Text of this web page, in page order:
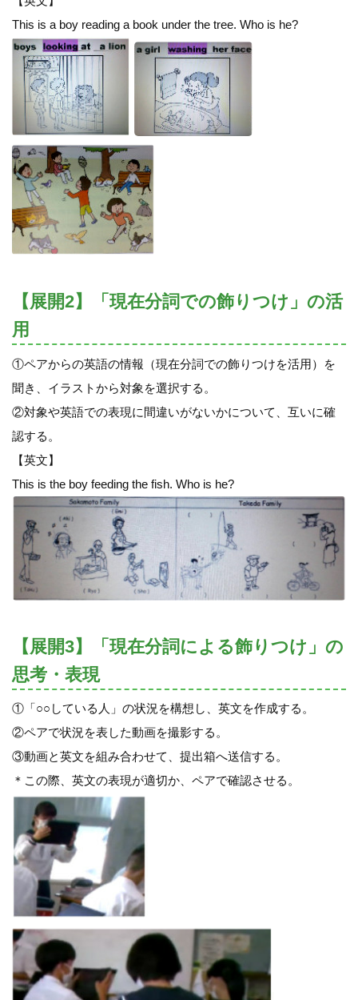
This is a boy reading a book under the tree. Who is he?
【展開2】「現在分詞での飾りつけ」の活
用
①ペアからの英語の情報（現在分詞での飾りつけを活用）を
聞き、イラストから対象を選択する。
②対象や英語での表現に間違いがないかについて、互いに確
認する。
【英文】
This is the boy feeding the fish. Who is he?
【展開3】「現在分詞による飾りつけ」の
思考・表現
①「○○している人」の状況を構想し、英文を作成する。
②ペアで状況を表した動画を撮影する。
③動画と英文を組み合わせて、提出箱へ送信する。
＊この際、英文の表現が適切か、ペアで確認させる。